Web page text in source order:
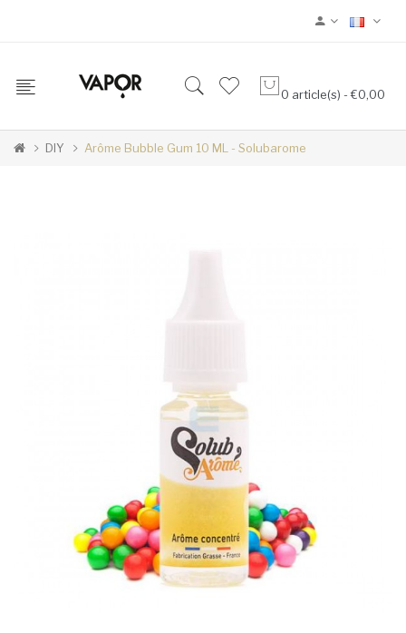
0 article(s) - €0,00
DIY Arôme Bubble Gum 10 ML - Solubarome